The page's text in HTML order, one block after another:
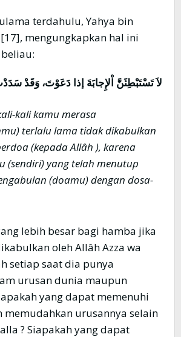
terdahulu, Yahya bin
mengungkapkan hal ini
لاَ تَسْتَبْطِئَنَّ اْلإِجابَةَ إذا دَعَوْتَ، وَقَدْ
kali kamu merasa
terlalu lama tidak dikabulkan
(kepada Allâh ), karena
(sendiri) yang telah menutup
(doamu) dengan dosa-
lebih besar bagi hamba jika
oleh Allâh Azza wa
setiap saat dia punya
urusan dunia maupun
yang dapat memenuhi
memudahkan urusannya selain
? Siapakah yang dapat